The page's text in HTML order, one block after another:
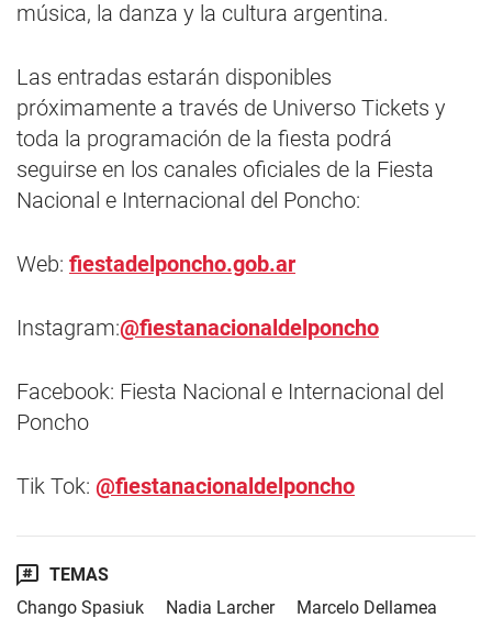
música, la danza y la cultura argentina.
Las entradas estarán disponibles
próximamente a través de Universo Tickets y
toda la programación de la fiesta podrá
seguirse en los canales oficiales de la Fiesta
Nacional e Internacional del Poncho:
Web: fiestadelponcho.gob.ar
Instagram:@fiestanacionaldelponcho
Facebook: Fiesta Nacional e Internacional del
Poncho
Tik Tok: @fiestanacionaldelponcho
TEMAS
Chango Spasiuk
Nadia Larcher
Marcelo Dellamea